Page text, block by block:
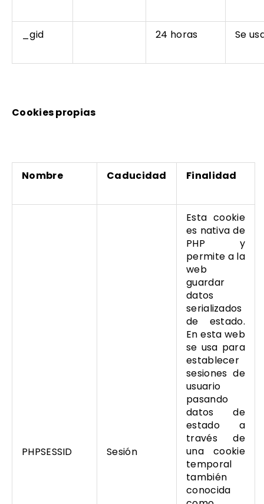
_gid 24 horas Se
Cookies propias
Nombre Caducidad Finalidad
PHPSESSID Sesión
Esta cookie
es nativa de
PHP y
permite a la
web
guardar
datos
serializados
de estado.
En esta web
se usa para
establecer
sesiones de
usuario
pasando
datos de
estado a
través de
una cookie
temporal
también
conocida